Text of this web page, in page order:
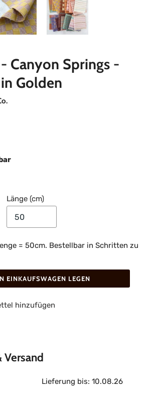
Canyon Springs -
Golden
Länge (cm)
= 50cm. Bestellbar in Schritten zu
EINKAUFSWAGEN LEGEN
hinzufügen
Versand
Lieferung bis: 10.08.26